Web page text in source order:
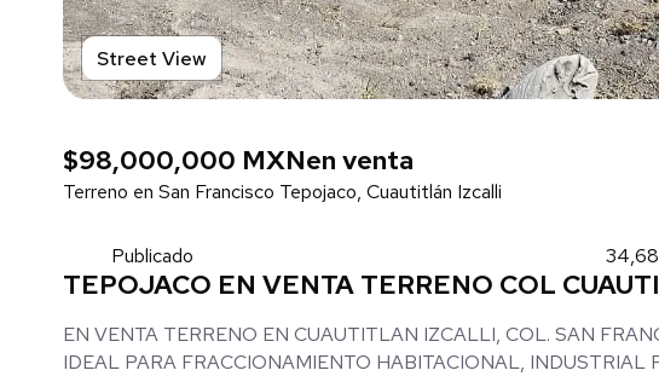
Street View
$98,000,000 MXNen venta
Terreno en San Francisco Tepojaco, Cuautitlán Izcalli
Publicado
TEPOJACO EN VENTA TERRENO COL
EN VENTA TERRENO EN CUAUTITLAN IZCALLI, COL. SAN
IDEAL PARA FRACCIONAMIENTO HABITACIONAL, INDUSTRIAL